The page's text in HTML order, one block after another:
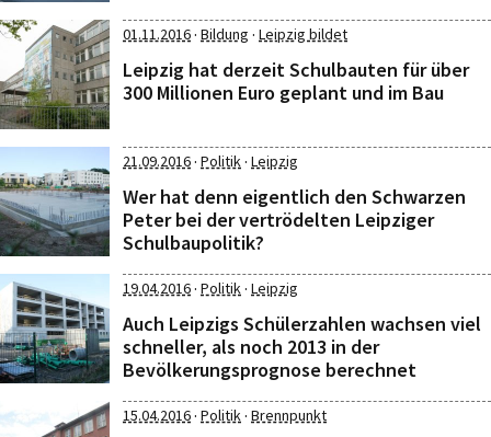
01.11.2016· Bildung · Leipzig bildet
Leipzig hat derzeit Schulbauten für über
300 Millionen Euro geplant und im Bau
21.09.2016· Politik· Leipzig
Wer hat denn eigentlich den Schwarzen
Peter bei der vertrödelten Leipziger
Schulbaupolitik?
19.04.2016· Politik· Leipzig
Auch Leipzigs Schülerzahlen wachsen viel
schneller, als noch 2013 in der
Bevölkerungsprognose berechnet
15.04.2016· Politik· Brennpunkt